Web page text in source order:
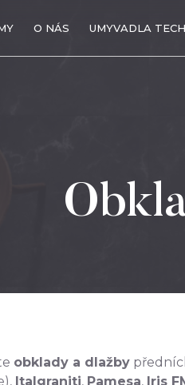
O NÁS UMYVADLA
obklady a dlažby
Italgraniti, Pamesa, Iris